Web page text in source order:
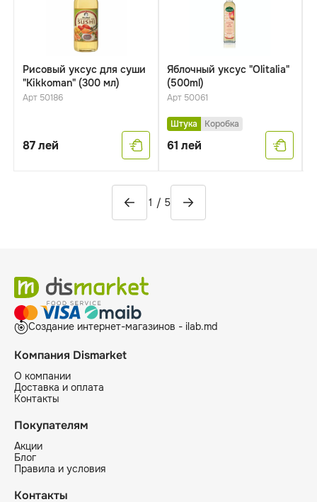
Рисовый уксус для суши
"Kikkoman" (300 мл)
Арт 50186
87лей
Яблочный уксус "Olitalia"
(500ml)
Арт 50061
Штука Коробка
61 лей
1 / 5
Создание интернет-магазинов - ilab.md
Компания Dismarket
О компании
Доставка и оплата
Контакты
Покупателям
Акции
Блог
Правила и условия
Контакты